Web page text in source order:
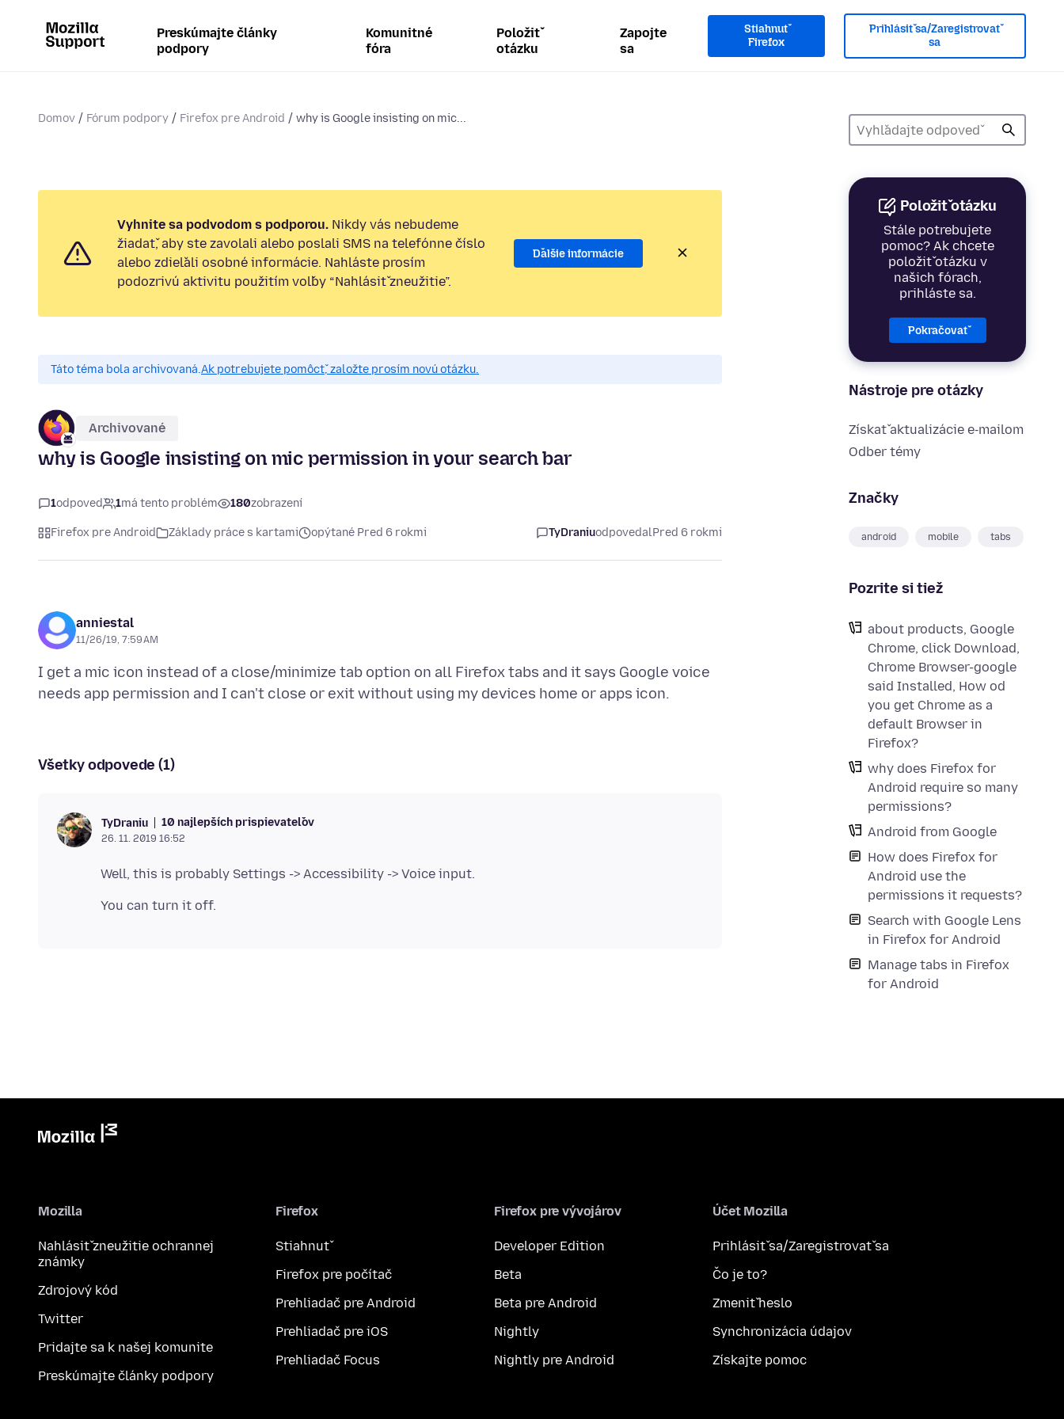
Preskúmajte články
podpory
Komunitné
fóra
Položiť
otázku
Zapojte
sa
Stiahnuť
Firefox
Prihlásiť sa/Zaregistrovať
sa
Domov Fórum podpory Firefox pre Android why is Google insisting on mic...
Položiť otázku
Stále potrebujete
pomoc? Ak chcete
položiť otázku v
našich fórach,
prihláste sa.
Pokračovať
Nástroje pre otázky
Získať aktualizácie e‑mailom
Odber témy
Značky
android mobile tabs
Pozrite si tiež
about products, Google
Chrome, click Download,
Chrome Browser-google
said Installed, How od
you get Chrome as a
default Browser in
Firefox?
why does Firefox for
Android require so many
permissions?
Android from Google
How does Firefox for
Android use the
permissions it requests?
Search with Google Lens
in Firefox for Android
Manage tabs in Firefox
for Android
Vyhnite sa podvodom s podporou. Nikdy vás nebudeme
žiadať, aby ste zavolali alebo poslali SMS na telefónne číslo
alebo zdieľali osobné informácie. Nahláste prosím
podozrivú aktivitu použitím voľby “Nahlásiť zneužitie”.
Ďalšie informácie
Táto téma bola archivovaná.Ak potrebujete pomôcť, založte prosím novú otázku.
Archivované
why is Google insisting on mic permission in your search bar
1odpoveď 1má tento problém 180zobrazení
Firefox pre Android Základy práce s kartami opýtané Pred 6 rokmi TyDraniuodpovedalPred 6 rokmi
anniestal
11/26/19, 7:59 AM
I get a mic icon instead of a close/minimize tab option on all Firefox tabs and it says Google voice
Všetky odpovede (1)
TyDraniu 10 najlepších prispievateľov
26. 11. 2019 16:52
Mozilla
Nahlásiť zneužitie ochrannej
známky
Zdrojový kód
Twitter
Pridajte sa k našej komunite
Preskúmajte články podpory
Firefox
Stiahnuť
Firefox pre počítač
Prehliadač pre Android
Prehliadač pre iOS
Prehliadač Focus
Firefox pre vývojárov
Developer Edition
Beta
Beta pre Android
Nightly
Nightly pre Android
Účet Mozilla
Prihlásiť sa/Zaregistrovať sa
Čo je to?
Zmeniť heslo
Synchronizácia údajov
Získajte pomoc